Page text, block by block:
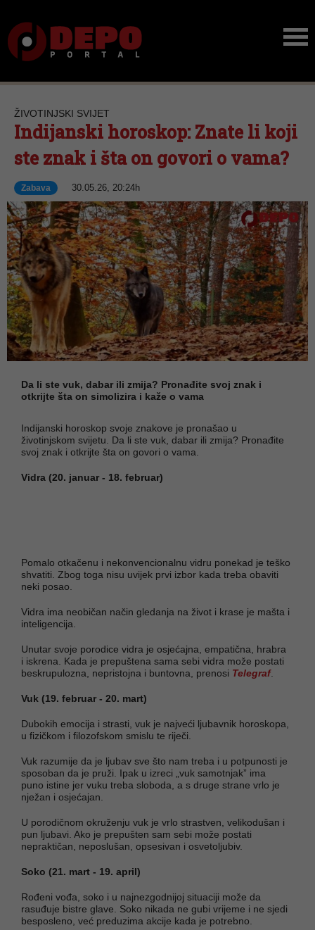
ŽIVOTINJSKI SVIJET
Indijanski horoskop: Znate li koji
ste znak i šta on govori o vama?
Zabava 30.05.26, 20:24h
Da li ste vuk, dabar ili zmija? Pronađite svoj znak i
otkrijte šta on simolizira i kaže o vama
Indijanski horoskop svoje znakove je pronašao u
životinjskom svijetu. Da li ste vuk, dabar ili zmija? Pronađite
svoj znak i otkrijte šta on govori o vama.
Vidra (20. januar - 18. februar)
Pomalo otkačenu i nekonvencionalnu vidru ponekad je teško
shvatiti. Zbog toga nisu uvijek prvi izbor kada treba obaviti
neki posao.
Vidra ima neobičan način gledanja na život i krase je mašta i
inteligencija.
Unutar svoje porodice vidra je osjećajna, empatična, hrabra
i iskrena. Kada je prepuštena sama sebi vidra može postati
beskrupulozna, nepristojna i buntovna, prenosi Telegraf.
Vuk (19. februar - 20. mart)
Dubokih emocija i strasti, vuk je najveći ljubavnik horoskopa,
u fizičkom i filozofskom smislu te riječi.
Vuk razumije da je ljubav sve što nam treba i u potpunosti je
sposoban da je pruži. Ipak u izreci „vuk samotnjak” ima
puno istine jer vuku treba sloboda, a s druge strane vrlo je
nježan i osjećajan.
U porodičnom okruženju vuk je vrlo strastven, velikodušan i
pun ljubavi. Ako je prepušten sam sebi može postati
nepraktičan, neposlušan, opsesivan i osvetoljubiv.
Soko (21. mart - 19. april)
Rođeni vođa, soko i u najnezgodnijoj situaciji može da
rasuđuje bistre glave. Soko nikada ne gubi vrijeme i ne sjedi
besposleno, već preduzima akcije kada je potrebno.